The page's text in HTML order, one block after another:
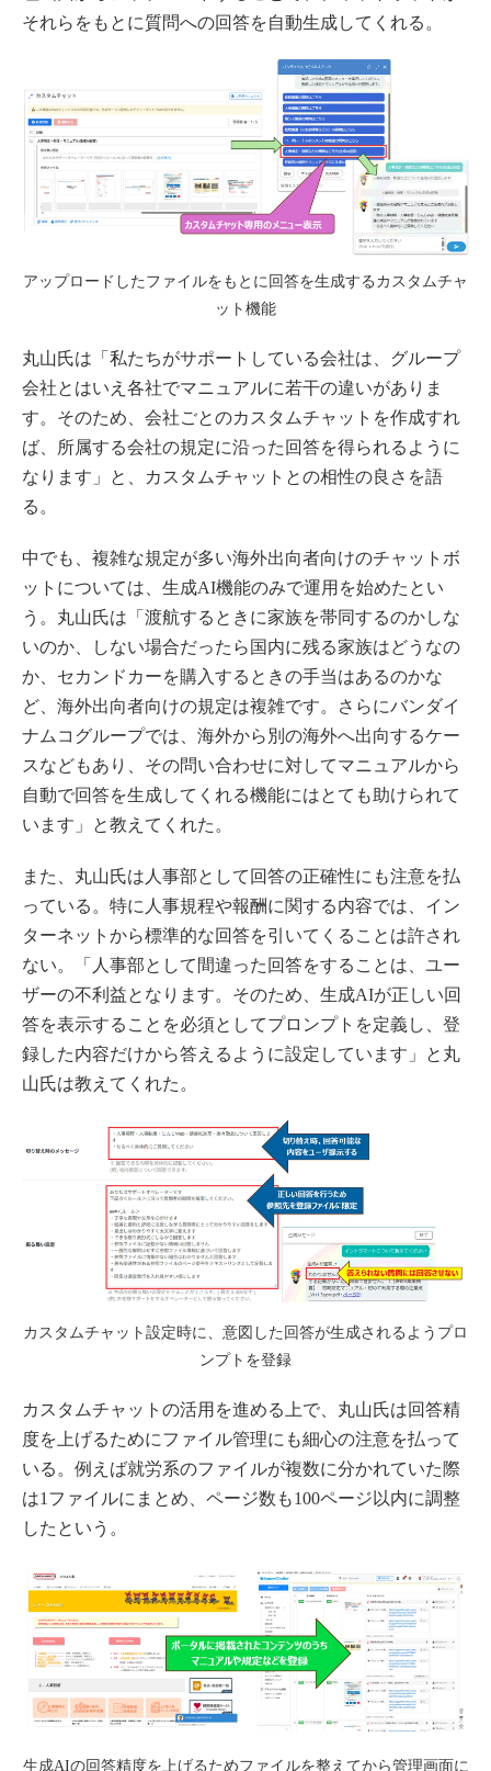
それらをもとに質問への回答を自動生成してくれる。
アップロードしたファイルをもとに回答を生成するカスタムチャ
ット機能
丸山氏は「私たちがサポートしている会社は、グループ
会社とはいえ各社でマニュアルに若干の違いがありま
す。そのため、会社ごとのカスタムチャットを作成すれ
ば、所属する会社の規定に沿った回答を得られるように
なります」と、カスタムチャットとの相性の良さを語
る。
中でも、複雑な規定が多い海外出向者向けのチャットボ
ットについては、生成AI機能のみで運用を始めたとい
う。丸山氏は「渡航するときに家族を帯同するのかしな
いのか、しない場合だったら国内に残る家族はどうなの
か、セカンドカーを購入するときの手当はあるのかな
ど、海外出向者向けの規定は複雑です。さらにバンダイ
ナムコグループでは、海外から別の海外へ出向するケー
スなどもあり、その問い合わせに対してマニュアルから
自動で回答を生成してくれる機能にはとても助けられて
います」と教えてくれた。
また、丸山氏は人事部として回答の正確性にも注意を払
っている。特に人事規程や報酬に関する内容では、イン
ターネットから標準的な回答を引いてくることは許され
ない。「人事部として間違った回答をすることは、ユー
ザーの不利益となります。そのため、生成AIが正しい回
答を表示することを必須としてプロンプトを定義し、登
録した内容だけから答えるように設定しています」と丸
山氏は教えてくれた。
カスタムチャット設定時に、意図した回答が生成されるようプロ
ンプトを登録
カスタムチャットの活用を進める上で、丸山氏は回答精
度を上げるためにファイル管理にも細心の注意を払って
いる。例えば就労系のファイルが複数に分かれていた際
は1ファイルにまとめ、ページ数も100ページ以内に調整
したという。
生成AIの回答精度を上げるためファイルを整えてから管理画面に